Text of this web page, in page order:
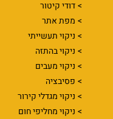
דודי קיטור
מפת אתר
ניקוי תעשייתי
ניקוי בהתזה
ניקוי מעבים
פסיבציה
ניקוי מגדלי קירור
ניקוי מחליפי חום